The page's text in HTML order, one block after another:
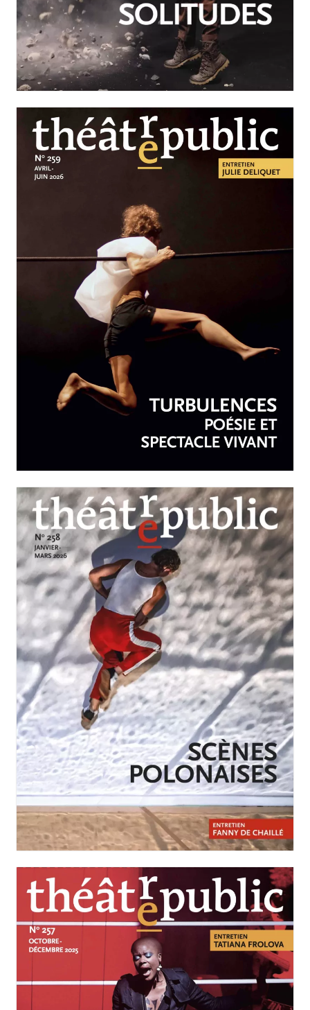
JUILLET-SEPTEMBRE 2026
N°260
Nos solitudes
AVRIL-JUIN 2026
N°259
Turbulences : poésie et
spectacle vivant
JANVIER-MARS 2026
N°258
Scènes polonaises